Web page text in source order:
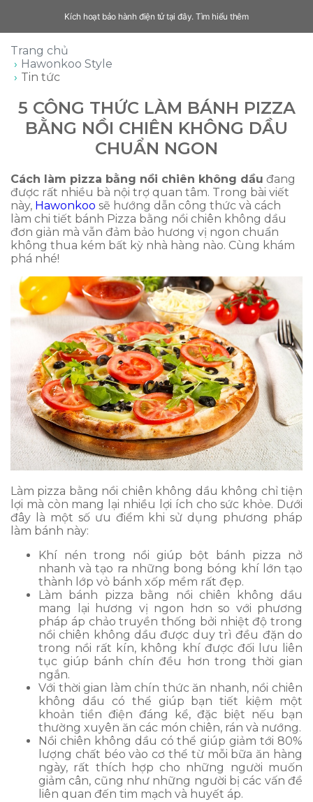
Kích hoạt bảo hành điện tử tại đây. Tìm hiểu thêm
Trang chủ
Hawonkoo Style
Tin tức
5 CÔNG THỨC LÀM BÁNH PIZZA
BẰNG NỒI CHIÊN KHÔNG DẦU
CHUẨN NGON
Cách làm pizza bằng nồi chiên không dầu đang
được rất nhiều bà nội trợ quan tâm. Trong bài viết
này, Hawonkoo sẽ hướng dẫn công thức và cách
làm chi tiết bánh Pizza bằng nồi chiên không dầu
đơn giản mà vẫn đảm bảo hương vị ngon chuẩn
không thua kém bất kỳ nhà hàng nào. Cùng khám
phá nhé!
Làm pizza bằng nồi chiên không dầu không chỉ tiện
lợi mà còn mang lại nhiều lợi ích cho sức khỏe. Dưới
đây là một số ưu điểm khi sử dụng phương pháp
làm bánh này:
Khí nén trong nồi giúp bột bánh pizza nở
nhanh và tạo ra những bong bóng khí lớn tạo
thành lớp vỏ bánh xốp mềm rất đẹp.
Làm bánh pizza bằng nồi chiên không dầu
mang lại hương vị ngon hơn so với phương
pháp áp chảo truyền thống bởi nhiệt độ trong
nồi chiên không dầu được duy trì đều đặn do
trong nồi rất kín, không khí được đối lưu liên
tục giúp bánh chín đều hơn trong thời gian
ngắn.
Với thời gian làm chín thức ăn nhanh, nồi chiên
không dầu có thể giúp bạn tiết kiệm một
khoản tiền điện đáng kể, đặc biệt nếu bạn
thường xuyên ăn các món chiên, rán và nướng.
Nồi chiên không dầu có thể giúp giảm tới 80%
lượng chất béo vào cơ thể từ mỗi bữa ăn hàng
ngày, rất thích hợp cho những người muốn
giảm cân, cũng như những người bị các vấn đề
liên quan đến tim mạch và huyết áp.